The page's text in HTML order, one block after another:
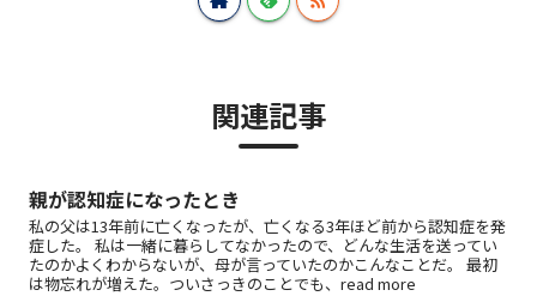
関連記事
親が認知症になったとき
私の父は13年前に亡くなったが、亡くなる3年ほど前から認知症を発
症した。 私は一緒に暮らしてなかったので、どんな生活を送ってい
たのかよくわからないが、母が言っていたのかこんなことだ。 最初
は物忘れが増えた。ついさっきのことでも、read more